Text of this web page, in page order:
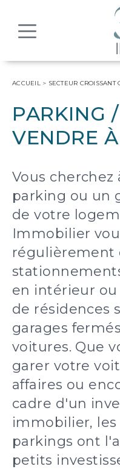
ACCUEIL> SECTEUR CROISSANT
PARKING
VENDRE
Vous cherchez
parking ou un
de votre
Immobilier
régulièrement
en intérieur ou
de résidences
garages
voitures. Que
garer votre
affaires ou
cadre d'un
immobilier, les
parkings ont
petits